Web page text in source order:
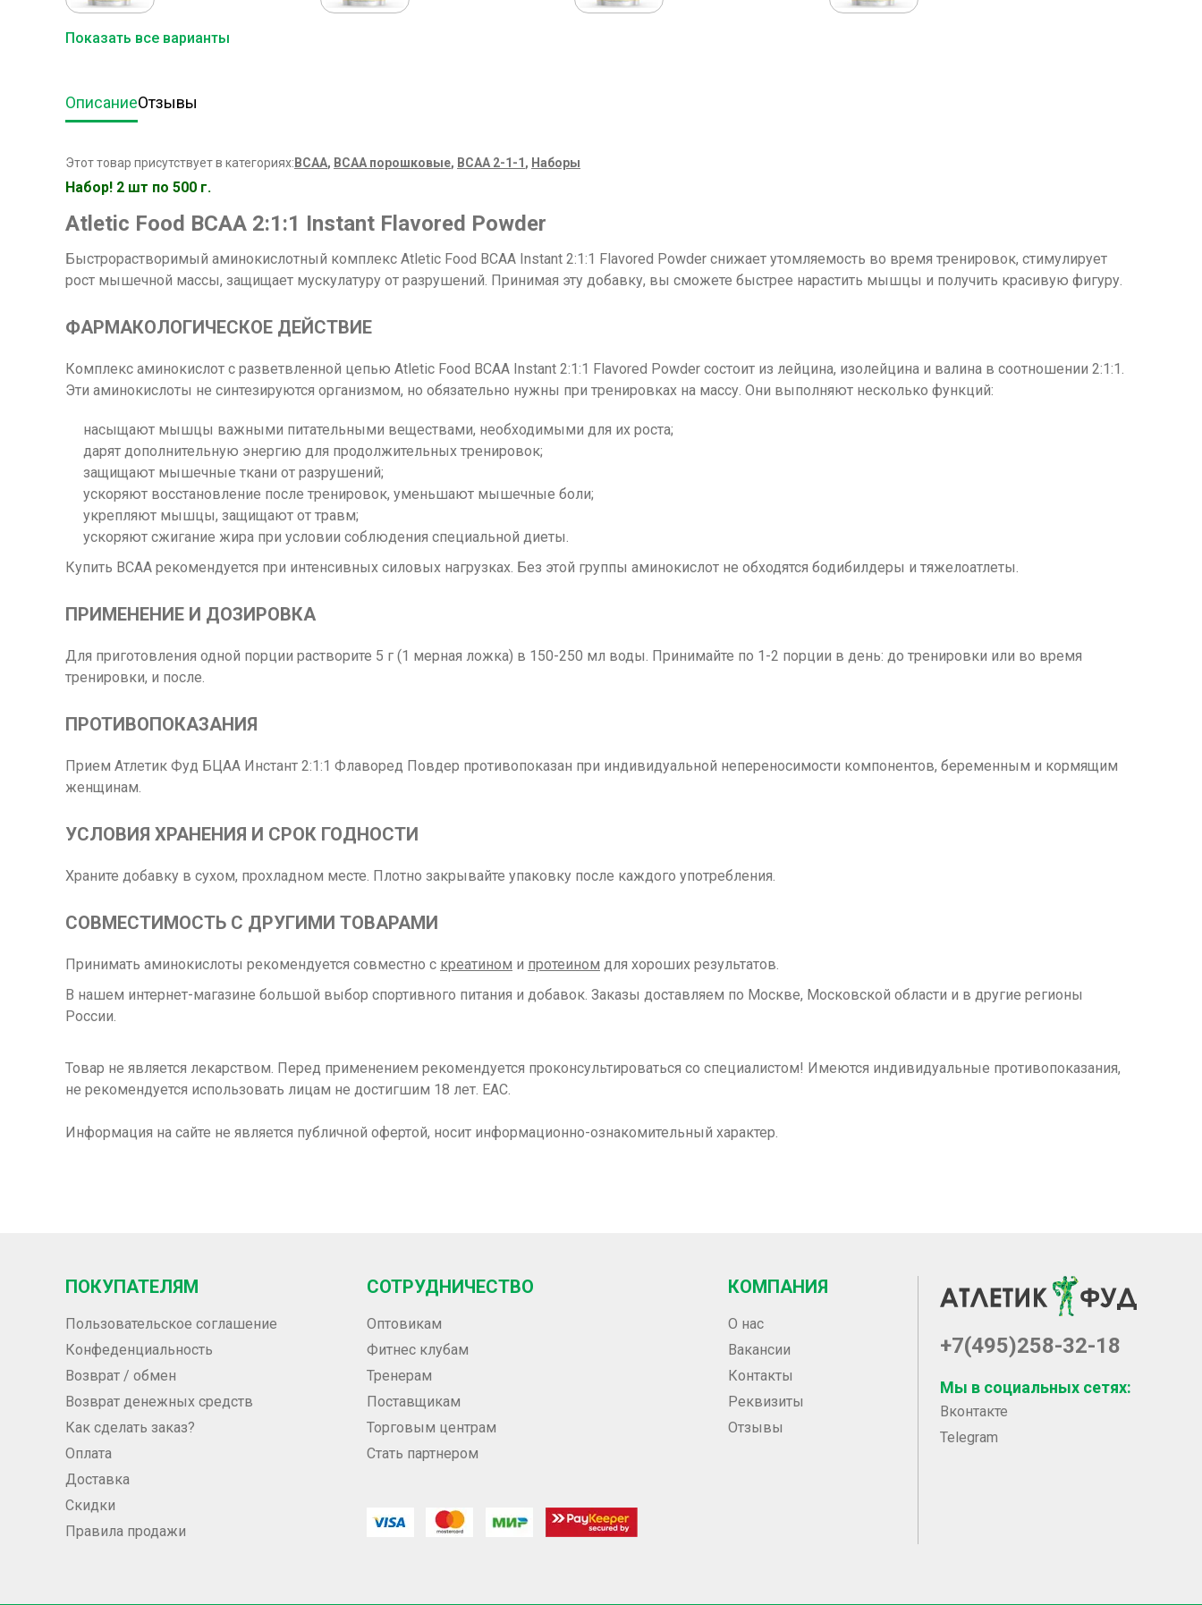
Показать все варианты
Описание
Этот товар присутствует в категориях: ВСАА, BCAA порошковые, BCAA 2-1-1 , Наборы
Набор! 2 шт по 500 г.
Atletic Food BCAA 2:1:1 Instant Flavored Powder
Быстрорастворимый аминокислотный комплекс Atletic Food BCAA Instant 2:1:1 Flavored Powder снижает утомляемость во время тренировок, стимулирует
рост мышечной массы, защищает мускулатуру от разрушений. Принимая эту добавку, вы сможете быстрее нарастить мышцы и получить красивую фигуру.
ФАРМАКОЛОГИЧЕСКОЕ ДЕЙСТВИЕ
Комплекс аминокислот с разветвленной цепью Atletic Food BCAA Instant 2:1:1 Flavored Powder состоит из лейцина, изолейцина и валина в соотношении 2:1:1.
Эти аминокислоты не синтезируются организмом, но обязательно нужны при тренировках на массу. Они выполняют несколько функций:
насыщают мышцы важными питательными веществами, необходимыми для их роста;
дарят дополнительную энергию для продолжительных тренировок;
защищают мышечные ткани от разрушений;
ускоряют восстановление после тренировок, уменьшают мышечные боли;
укрепляют мышцы, защищают от травм;
ускоряют сжигание жира при условии соблюдения специальной диеты.
Купить BCAA рекомендуется при интенсивных силовых нагрузках. Без этой группы аминокислот не обходятся бодибилдеры и тяжелоатлеты.
ПРИМЕНЕНИЕ И ДОЗИРОВКА
Для приготовления одной порции растворите 5 г (1 мерная ложка) в 150-250 мл воды. Принимайте по 1-2 порции в день: до тренировки или во время
тренировки, и после.
ПРОТИВОПОКАЗАНИЯ
Прием Атлетик Фуд БЦАА Инстант 2:1:1 Флаворед Повдер противопоказан при индивидуальной непереносимости компонентов, беременным и кормящим
женщинам.
УСЛОВИЯ ХРАНЕНИЯ И СРОК ГОДНОСТИ
Храните добавку в сухом, прохладном месте. Плотно закрывайте упаковку после каждого употребления.
СОВМЕСТИМОСТЬ С ДРУГИМИ ТОВАРАМИ
Принимать аминокислоты рекомендуется совместно с креатином и протеином для хороших результатов.
В нашем интернет-магазине большой выбор спортивного питания и добавок. Заказы доставляем по Москве, Московской области и в другие регионы
России.
Товар не является лекарством. Перед применением рекомендуется проконсультироваться со специалистом! Имеются индивидуальные противопоказания,
не рекомендуется использовать лицам не достигшим 18 лет. ЕАС.
Информация на сайте не является публичной офертой, носит информационно-ознакомительный характер.
Отзывы
ПОКУПАТЕЛЯМ
Пользовательское соглашение
Конфеденциальность
Возврат / обмен
Возврат денежных средств
Как сделать заказ?
Оплата
Доставка
Скидки
Правила продажи
СОТРУДНИЧЕСТВО
Оптовикам
Фитнес клубам
Тренерам
Поставщикам
Торговым центрам
Стать партнером
КОМПАНИЯ
О нас
Вакансии
Контакты
Реквизиты
Отзывы
+7(495)258-32-18
Мы в социальных сетях:
Вконтакте
Telegram